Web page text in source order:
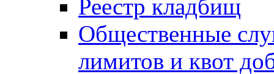
Реестр кладбищ
Общественные
лимитов и квот